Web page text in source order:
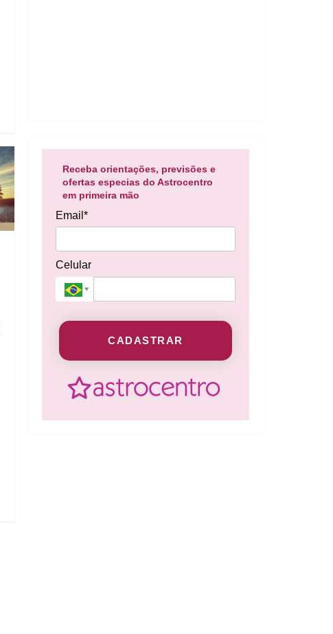
Receba orientações, previsões e
ofertas especias do Astrocentro
em primeira mão
Email*
Celular
CADASTRAR